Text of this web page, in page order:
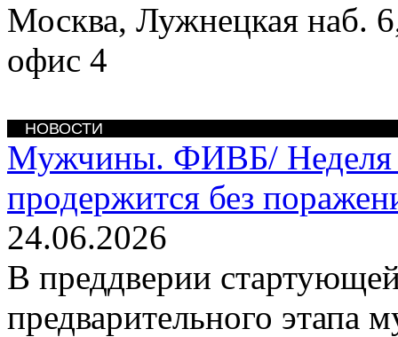
Москва, Лужнецкая наб.
офис 4
НОВОСТИ
Мужчины. ФИВБ/
продержится без
24.06.2026
В преддверии
предварительного